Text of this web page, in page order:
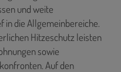
und weite
in die Allgemeinbereiche.
Hitzeschutz leisten
sowie
Auf den